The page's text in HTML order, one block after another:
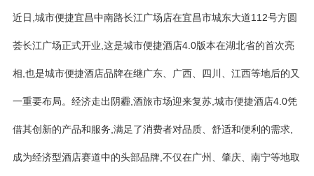
近日,城市便捷宜昌中南路长江广场店在宜昌市城东大道112号方圆
荟长江广场正式开业,这是城市便捷酒店4.0版本在湖北省的首次亮
相,也是城市便捷酒店品牌在继广东、广西、四川、江西等地后的又
一重要布局。经济走出阴霾,酒旅市场迎来复苏,城市便捷酒店4.0凭
借其创新的产品和服务,满足了消费者对品质、舒适和便利的需求,
成为经济型酒店赛道中的头部品牌,不仅在广州、肇庆、南宁等地取